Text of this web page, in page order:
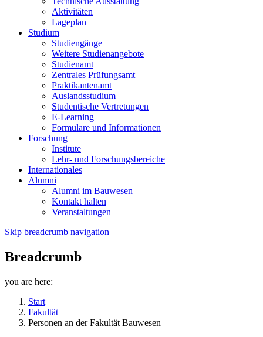
Aktivitäten
Lageplan
Studium
Studiengänge
Weitere Studienangebote
Studienamt
Zentrales Prüfungsamt
Praktikantenamt
Auslandsstudium
Studentische Vertretungen
E-Learning
Formulare und Informationen
Forschung
Institute
Lehr- und Forschungsbereiche
Internationales
Alumni
Alumni im Bauwesen
Kontakt halten
Veranstaltungen
Skip breadcrumb navigation
Breadcrumb
you are here:
Start
Fakultät
Personen an der Fakultät Bauwesen